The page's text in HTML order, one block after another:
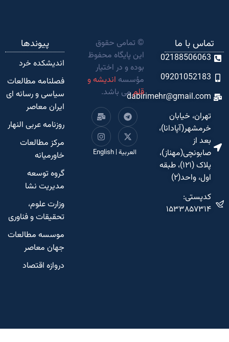
تماس با ما
02188506063
09201052183
dabirimehr@gmail.com
تهران، خیابان
خرمشهر(آپادانا)،
بعد از
صابونچی(مهناز)،
پلاک (۱۲۱)، طبقه
اول، واحد(۲)
کدپستی:
۱۵۳۳۸۵۷۳۱۴
© تمامی حقوق
این پایگاه محفوظ
بوده و در اختیار
مؤسسه اندیشه و
قلممی باشد.
العربية|
English
پیوندها
اندیشکده‌ خرد
فصلنامه مطالعات
سیاسی و رسانه ای
ایران معاصر
روزنامه عربی النهار
مرکز مطالعات
خاورمیانه
گروه توسعه
مدیریت نشا
وزارت علوم،
تحقیقات و فناوری
موسسه مطالعات
جهان معاصر
دروازه اقتصاد